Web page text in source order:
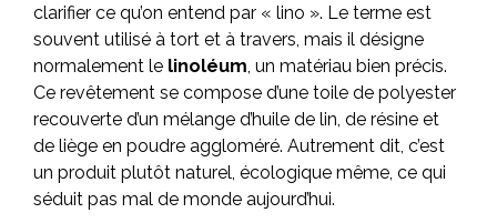
clarifier ce qu’on entend par « lino ». Le terme est
souvent utilisé à tort et à travers, mais il désigne
normalement le linoléum, un matériau bien précis.
Ce revêtement se compose d’une toile de polyester
recouverte d’un mélange d’huile de lin, de résine et
de liège en poudre aggloméré. Autrement dit, c’est
un produit plutôt naturel, écologique même, ce qui
séduit pas mal de monde aujourd’hui.